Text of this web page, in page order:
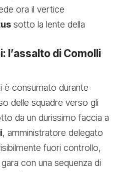
ora il vertice
sotto la lente della
l’assalto di Comolli
è consumato durante
delle squadre verso gli
da un durissimo faccia a
, amministratore delegato
fuori controllo,
con una sequenza di